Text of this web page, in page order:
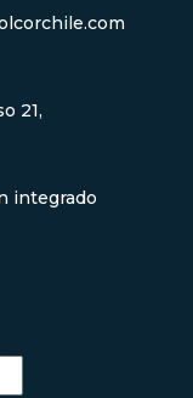
21,
integrado